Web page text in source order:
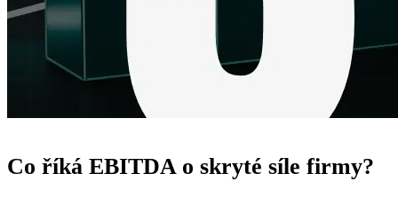
Co říká EBITDA o skryté síle firmy?